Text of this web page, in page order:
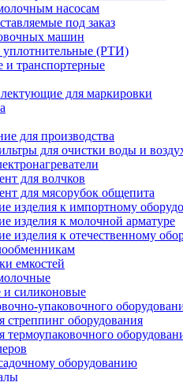
насосам
под заказ
машин
(РТИ)
транспортерные
для маркировки
для производства
для очистки воды и
для волчков
для мясорубок общепита
изделия к импортному
изделия к молочной арматуре
изделия к отечественному
емкостей
силиконовые
упаковочного
стреппинг оборудования
термоупаковочного
оборудованию